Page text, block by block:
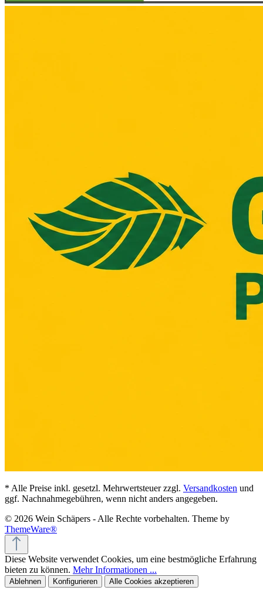
* Alle Preise inkl. gesetzl. Mehrwertsteuer zzgl. Versandkosten und
ggf. Nachnahmegebühren, wenn nicht anders angegeben.
© 2026 Wein Schäpers - Alle Rechte vorbehalten. Theme by
ThemeWare®
Diese Website verwendet Cookies, um eine bestmögliche Erfahrung
bieten zu können. Mehr Informationen ...
Ablehnen Konfigurieren Alle Cookies akzeptieren